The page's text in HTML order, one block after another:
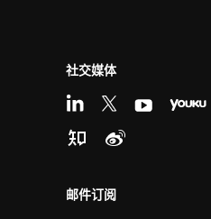
社交媒体
邮件订阅